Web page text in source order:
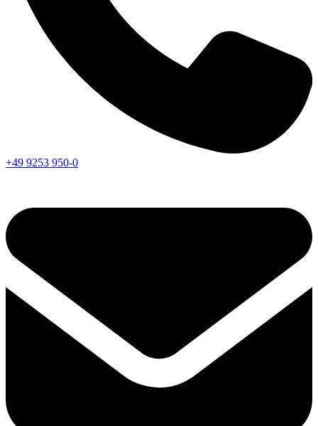
+49 9253 950-0